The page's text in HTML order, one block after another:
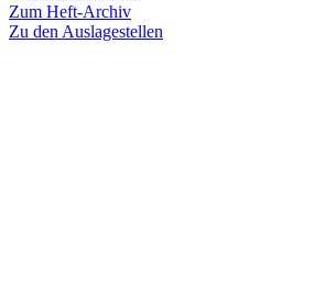
Zum Heft-Archiv
Zu den Auslagestellen